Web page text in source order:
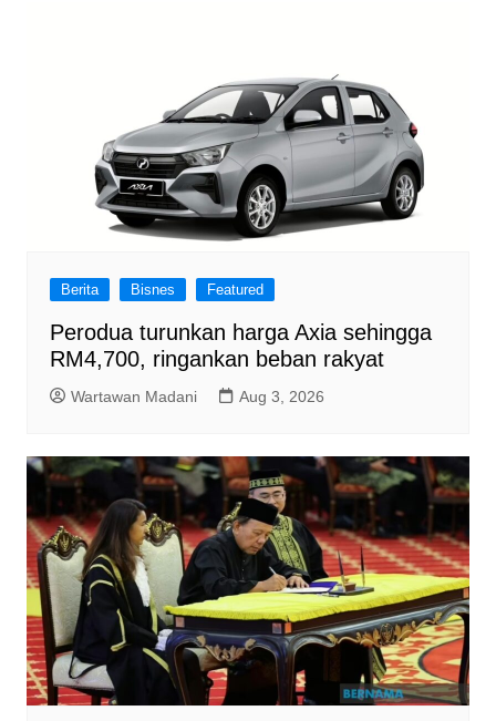
Berita Bisnes Featured
Perodua turunkan harga Axia sehingga
RM4,700, ringankan beban rakyat
Wartawan Madani Aug 3, 2026